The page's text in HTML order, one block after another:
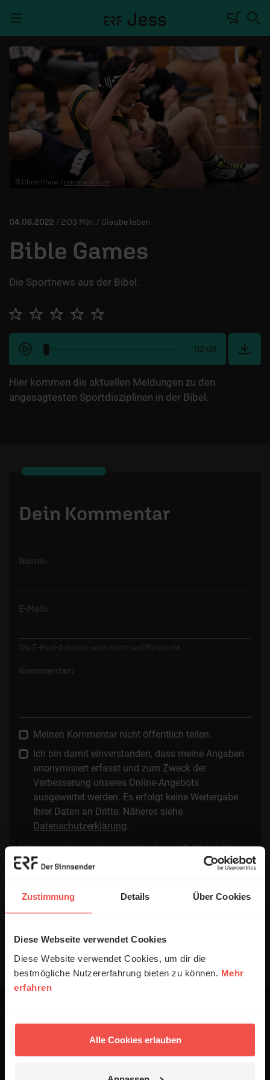
Zustimmung Details Über Cookies
Diese Webseite verwendet Cookies
Diese Website verwendet Cookies, um dir die
bestmögliche Nutzererfahrung bieten zu können. Mehr
erfahren
Alle Cookies erlauben
TALKWERK
REPORTAGE
RADIO
MITMACHEN
ÜBER UNS
© Chris Chow / unsplash.com
04.08.2022 / 2:03 Min. / Glaube leben
Bible Games
Die Sportnews aus der Bibel.
02:03
Hier kommen die aktuellen Meldungen zu den
angesagtesten Sportdisziplinen in der Bibel.
Dein Kommentar
Name:
E-Mail:
Die E-Mail-Adresse wird nicht veröffentlicht.
Kommentar:
Meinen Kommentar nicht öffentlich teilen.
Ich bin damit einverstanden, dass meine Angaben
anonymisiert erfasst und zum Zweck der
Verbesserung unseres Online-Angebots
ausgewertet werden. Es erfolgt keine Weitergabe
Ihrer Daten an Dritte. Näheres siehe
Datenschutzerklärung.
Alle Kommentare werden redaktionell geprüft. Wir behalten
uns das Kürzen von Kommentaren vor. Ein Recht auf
Veröffentlichung besteht nicht. Bitte beachten Sie beim
Das könnte dich auch
interessieren